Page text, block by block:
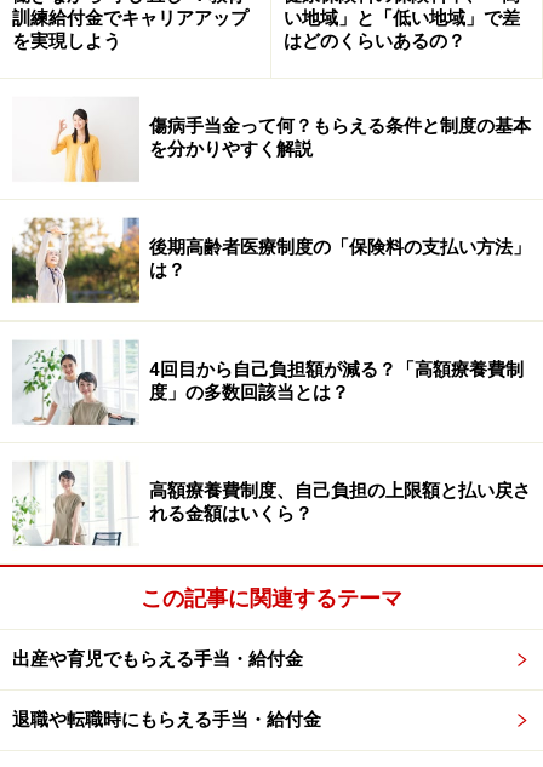
訓練給付金でキャリアアップ
を実現しよう
い地域」と「低い地域」で差
はどのくらいあるの？
傷病手当金って何？もらえる条件と制度の基本
を分かりやすく解説
後期高齢者医療制度の「保険料の支払い方法」
は？
4回目から自己負担額が減る？「高額療養費制
度」の多数回該当とは？
高額療養費制度、自己負担の上限額と払い戻さ
れる金額はいくら？
この記事に関連するテーマ
出産や育児でもらえる手当・給付金
退職や転職時にもらえる手当・給付金